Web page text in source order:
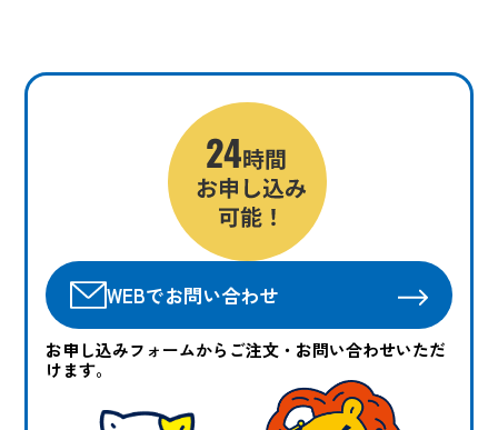
WEBでお問い合わせ
お申し込みフォームからご注文・お問い合わせいただ
けます。